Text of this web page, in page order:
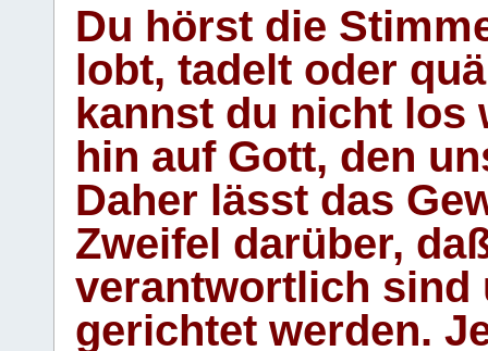
Du hörst die
lobt, tadelt oder
kannst du nicht los
hin auf Gott, den
Daher lässt das
Zweifel darüber,
verantwortlich sind
gerichtet werden.